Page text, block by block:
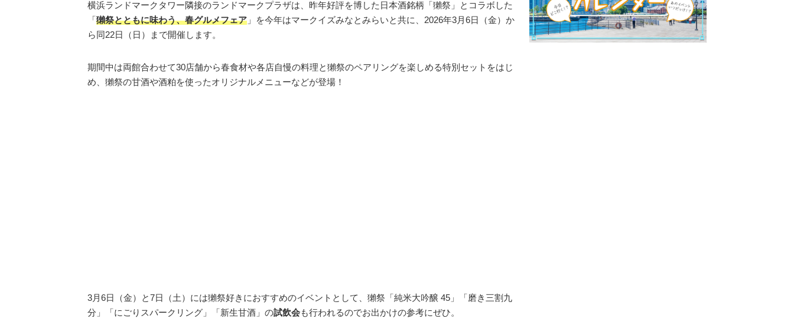
横浜ランドマークタワー隣接のランドマークプラザは、昨年好評を博した日本酒銘柄「獺祭」とコラボした
「獺祭とともに味わう、春グルメフェア 」を今年はマークイズみなとみらいと共に、2026年3月6日（金）か
ら同22日（日）まで開催します。
期間中は両館合わせて30店舗から春食材や各店自慢の料理と獺祭のペアリングを楽しめる特別セットをはじ
め、獺祭の甘酒や酒粕を使ったオリジナルメニューなどが登場！
3月6日（金）と7日（土）には獺祭好きにおすすめのイベントとして、獺祭「純米大吟醸 45」「磨き三割九
分」「にごりスパークリング」「新生甘酒」の試飲会も行われるのでお出かけの参考にぜひ。